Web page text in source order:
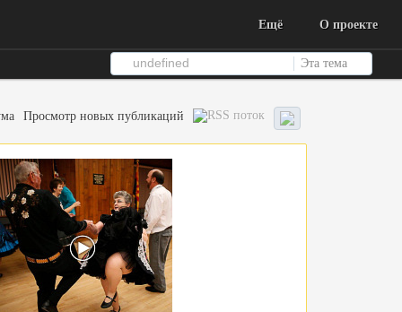
Ещё О проекте
Просмотр новых публикаций
Эта тема